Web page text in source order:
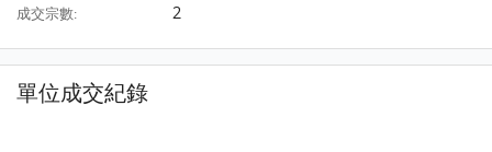
成交宗數: 2
單位成交紀錄